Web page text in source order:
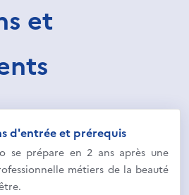
et
d'entrée et prérequis
se prépare en 2 ans après une
métiers de la beauté